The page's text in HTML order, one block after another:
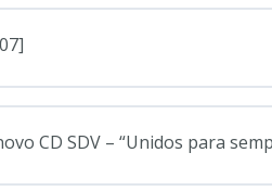
CD SDV – “Unidos para